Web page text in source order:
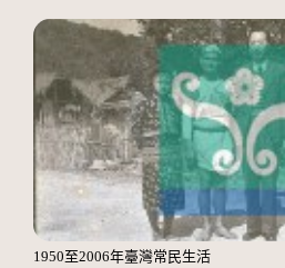
1950至2006年臺灣常民生活